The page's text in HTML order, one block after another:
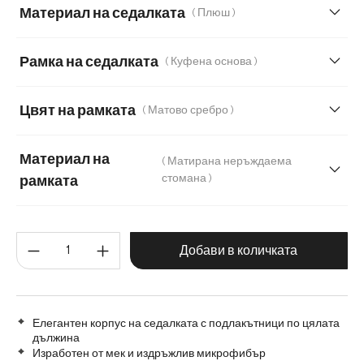
Материал на седалката ( Плюш )
Мека плюшена материя Мека тъкана материя
Меко букле
Микрофибър/букле, микрофибър
Рамка на седалката ( Куфена основа )
Цвят на рамката ( Матово сребро )
Материал на
рамката
( Матирана неръждаема
стомана )
Графитена неръждаема стомана Дъб
Количество на продукта:
Добави в количката
Елегантен корпус на седалката с подлакътници по цялата
дължина
Изработен от мек и издръжлив микрофибър